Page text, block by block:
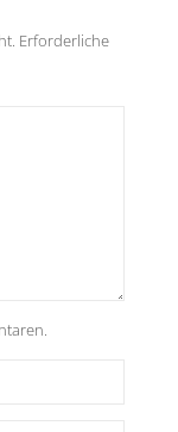
Erforderliche